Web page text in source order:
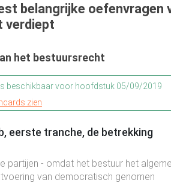
belangrijke oefenvragen
verdiept
het bestuursrecht
beschikbaar voor hoofdstuk 05/09/2019
zien
eerste tranche, de betrekking
partijen - omdat het bestuur het
van democratisch genomen